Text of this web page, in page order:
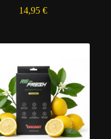
14,95€